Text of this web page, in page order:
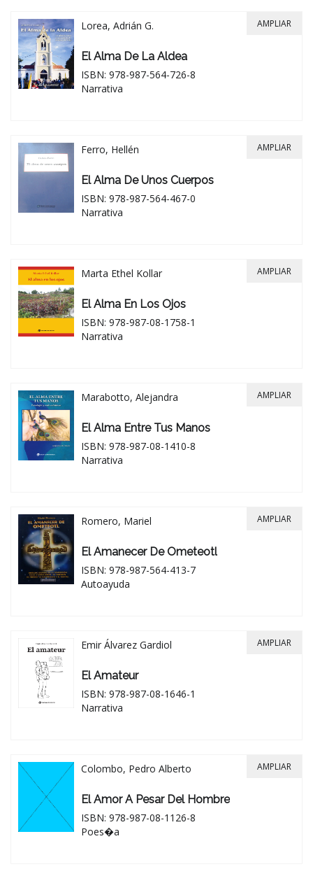
Lorea, Adrián G.
El Alma De La Aldea
ISBN: 978-987-564-726-8
Narrativa
AMPLIAR
Ferro, Hellén
El Alma De Unos Cuerpos
ISBN: 978-987-564-467-0
Narrativa
AMPLIAR
Marta Ethel Kollar
El Alma En Los Ojos
ISBN: 978-987-08-1758-1
Narrativa
AMPLIAR
Marabotto, Alejandra
El Alma Entre Tus Manos
ISBN: 978-987-08-1410-8
Narrativa
AMPLIAR
Romero, Mariel
El Amanecer De Ometeotl
ISBN: 978-987-564-413-7
Autoayuda
AMPLIAR
Emir Álvarez Gardiol
El Amateur
ISBN: 978-987-08-1646-1
Narrativa
AMPLIAR
Colombo, Pedro Alberto
El Amor A Pesar Del Hombre
ISBN: 978-987-08-1126-8
Poes�a
AMPLIAR